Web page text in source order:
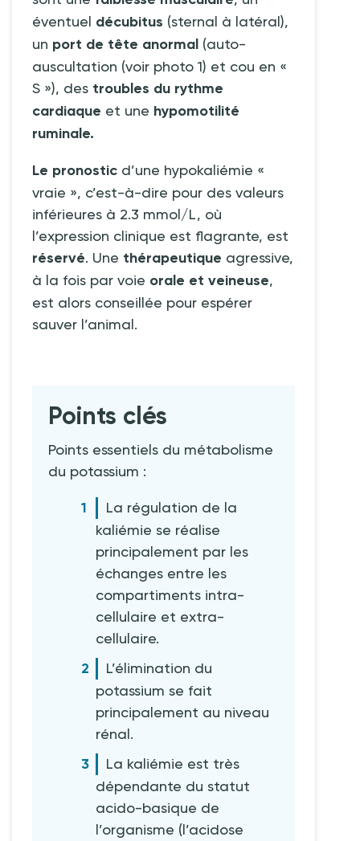
éventuel décubitus (sternal à latéral),
un port de tête anormal (auto-
auscultation (voir photo 1) et cou en «
S »), des troubles du rythme
cardiaque et une hypomotilité
ruminale.
Le pronostic d’une hypokaliémie «
vraie », c’est-à-dire pour des valeurs
inférieures à 2.3 mmol/L, où
l’expression clinique est flagrante, est
réservé. Une thérapeutique agressive,
à la fois par voie orale et veineuse,
est alors conseillée pour espérer
sauver l’animal.
Points clés
Points essentiels du métabolisme
du potassium :
La régulation de la
kaliémie se réalise
principalement par les
échanges entre les
compartiments intra-
cellulaire et extra-
cellulaire.
L’élimination du
potassium se fait
principalement au niveau
rénal.
La kaliémie est très
dépendante du statut
acido-basique de
l’organisme (l’acidose